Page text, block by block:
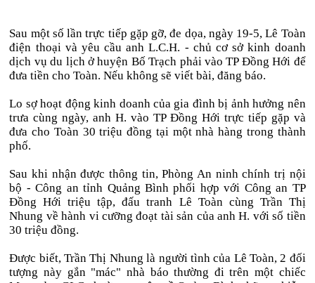
Sau một số lần trực tiếp gặp gỡ, đe dọa, ngày 19-5, Lê Toàn
điện thoại và yêu cầu anh L.C.H. - chủ cơ sở kinh doanh
dịch vụ du lịch ở huyện Bố Trạch phải vào TP Đồng Hới để
đưa tiền cho Toàn. Nếu không sẽ viết bài, đăng báo.
Lo sợ hoạt động kinh doanh của gia đình bị ảnh hưởng nên
trưa cùng ngày, anh H. vào TP Đồng Hới trực tiếp gặp và
đưa cho Toàn 30 triệu đồng tại một nhà hàng trong thành
phố.
Sau khi nhận được thông tin, Phòng An ninh chính trị nội
bộ - Công an tỉnh Quảng Bình phối hợp với Công an TP
Đồng Hới triệu tập, đấu tranh Lê Toàn cùng Trần Thị
Nhung về hành vi cưỡng đoạt tài sản của anh H. với số tiền
30 triệu đồng.
Được biết, Trần Thị Nhung là người tình của Lê Toàn, 2 đối
tượng này gắn "mác" nhà báo thường đi trên một chiếc